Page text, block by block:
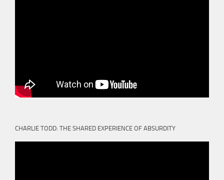
CHARLIE TODD: THE SHARED EXPERIENCE OF ABSURDITY